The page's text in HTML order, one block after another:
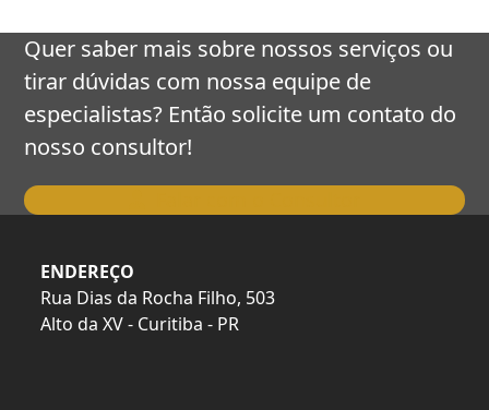
carousel
navigation
buttons
Quer saber mais sobre nossos serviços ou
tirar dúvidas com nossa equipe de
especialistas? Então solicite um contato do
nosso consultor!
ENDEREÇO
Rua Dias da Rocha Filho, 503
Alto da XV - Curitiba - PR